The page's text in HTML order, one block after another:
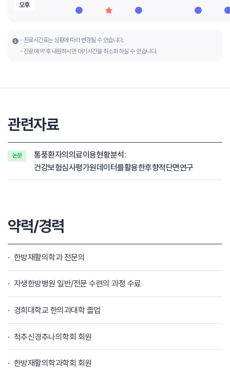
오후
진료시간표는 상황에 따라 변경될 수 있습니다.
진료 예약 후 내원하시면 대기시간을 최소화 하실 수 있습니다.
관련자료
논문
통풍환자의의료이용현황분석:
건강보험심사평가원데이터를활용한후향적단면연구
약력/경력
한방재활의학과 전문의
자생한방병원 일반/전문 수련의 과정 수료
경희대학교 한의과대학 졸업
척추신경추나의학회 회원
한방재활의학과학회 회원